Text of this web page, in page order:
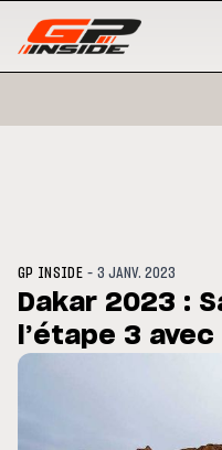
: Horaires et
GP INSIDE -3 JANV. 2023
Dakar 2023 :
l’étape 3